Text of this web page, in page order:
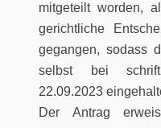
mitgeteilt worden,
gerichtliche
gegangen, sodass
selbst bei
22.09.2023
Der Antrag